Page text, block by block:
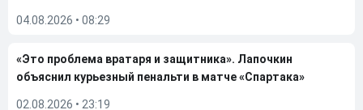
04.08.2026 • 08:29
«Это проблема вратаря и защитника». Лапочкин
объяснил курьезный пенальти в матче «Спартака»
02.08.2026 • 23:19